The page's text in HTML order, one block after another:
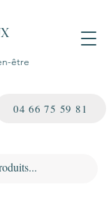
être
04 66 75 59 81